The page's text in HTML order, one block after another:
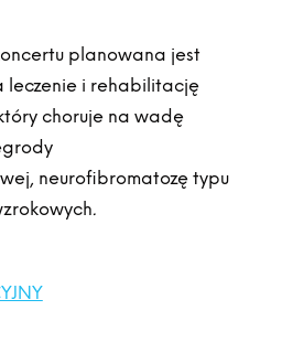
planowana jest
leczenie i rehabilitację
choruje na wadę
neurofibromatozę typu
.